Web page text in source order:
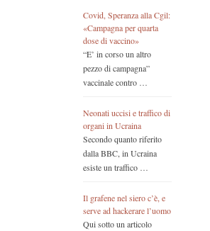
Covid, Speranza alla Cgil:
«Campagna per quarta
dose di vaccino»
“E’ in corso un altro
pezzo di campagna”
vaccinale contro …
Neonati uccisi e traffico di
organi in Ucraina
Secondo quanto riferito
dalla BBC, in Ucraina
esiste un traffico …
Il grafene nel siero c’è, e
serve ad hackerare l’uomo
Qui sotto un articolo